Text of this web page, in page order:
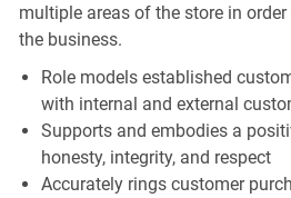
multiple areas of the store in
the business.
Role models established
with internal and external
Supports and embodies a
honesty, integrity, and respect
Accurately rings customer